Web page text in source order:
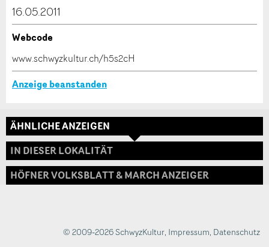
* Eingabe erforderlich
* Eingabe erforderlich
Adresse
16.05.2011
Webcode
www.schwyzkultur.ch/h5s2cH
Anzeige beanstanden
ÄHNLICHE ANZEIGEN
IN DIESER LOKALITÄT
HÖFNER VOLKSBLATT & MARCH ANZEIGER
© 2009-2026 SchwyzKultur, Impressum, Datenschutz